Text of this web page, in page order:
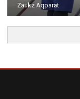
Zaukz Aqparat